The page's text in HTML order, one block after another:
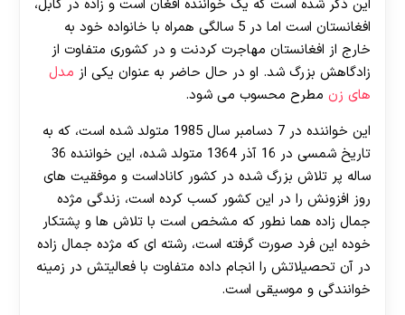
این ذکر شده است که یک خواننده افغان است و زاده در کابل،
افغانستان است اما در 5 سالگی همراه با خانواده خود به
خارج از افغانستان مهاجرت کردنت و در کشوری متفاوت از
زادگاهش بزرگ شد. او در حال حاضر به عنوان یکی از مدل
های زن مطرح محسوب می شود.
این خواننده در 7 دسامبر سال 1985 متولد شده است، که به
تاریخ شمسی در 16 آذر 1364 متولد شده، این خواننده 36
ساله پر تلاش بزرگ شده در کشور کاناداست و موفقیت های
روز افزونش را در این کشور کسب کرده است، زندگی مژده
جمال زاده هما نطور که مشخص است با تلاش ها و پشتکار
خوده این فرد صورت گرفته است، رشته ای که مژده جمال زاده
در آن تحصیلاتش را انجام داده متفاوت با فعالیتش در زمینه
خوانندگی و موسیقی است.